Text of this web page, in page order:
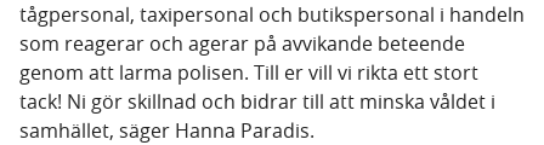
tågpersonal, taxipersonal och butikspersonal i handeln
som reagerar och agerar på avvikande beteende
genom att larma polisen. Till er vill vi rikta ett stort
tack! Ni gör skillnad och bidrar till att minska våldet i
samhället, säger Hanna Paradis.